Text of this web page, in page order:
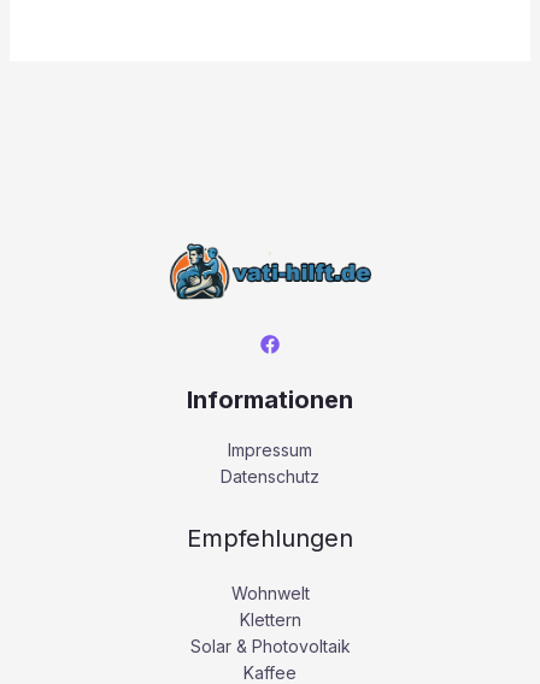
Informationen
Impressum
Datenschutz
Empfehlungen
Wohnwelt
Klettern
Solar & Photovoltaik
Kaffee